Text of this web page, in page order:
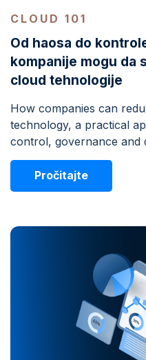
CLOUD 101
Od haosa do
kompanije mogu da
cloud tehnologije
How companies can
technology, a practical
control, governance and
Pročitajte